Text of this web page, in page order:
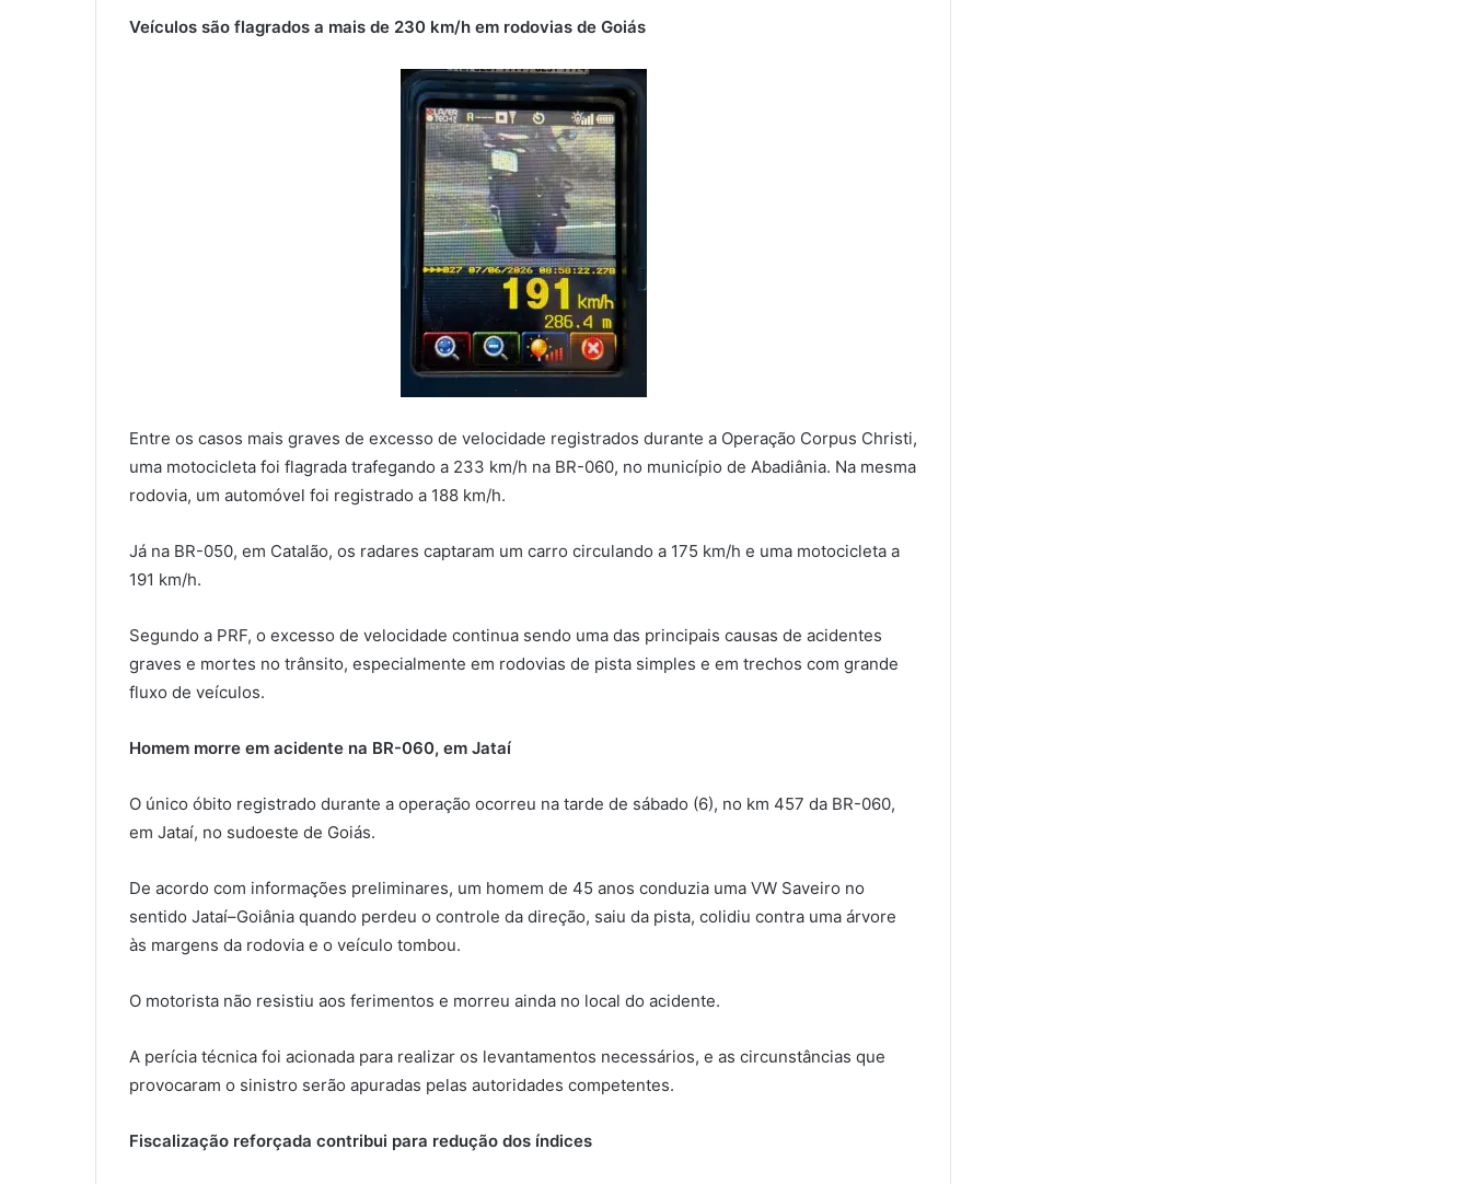
Veículos são flagrados a mais de 230 km/h em rodovias de Goiás
Entre os casos mais graves de excesso de velocidade registrados durante a Operação Corpus Christi,
uma motocicleta foi flagrada trafegando a 233 km/h na BR-060, no município de Abadiânia. Na mesma
rodovia, um automóvel foi registrado a 188 km/h.
Já na BR-050, em Catalão, os radares captaram um carro circulando a 175 km/h e uma motocicleta a
191 km/h.
Segundo a PRF, o excesso de velocidade continua sendo uma das principais causas de acidentes
graves e mortes no trânsito, especialmente em rodovias de pista simples e em trechos com grande
fluxo de veículos.
Homem morre em acidente na BR-060, em Jataí
O único óbito registrado durante a operação ocorreu na tarde de sábado (6), no km 457 da BR-060,
em Jataí, no sudoeste de Goiás.
De acordo com informações preliminares, um homem de 45 anos conduzia uma VW Saveiro no
sentido Jataí–Goiânia quando perdeu o controle da direção, saiu da pista, colidiu contra uma árvore
às margens da rodovia e o veículo tombou.
O motorista não resistiu aos ferimentos e morreu ainda no local do acidente.
A perícia técnica foi acionada para realizar os levantamentos necessários, e as circunstâncias que
provocaram o sinistro serão apuradas pelas autoridades competentes.
Fiscalização reforçada contribui para redução dos índices